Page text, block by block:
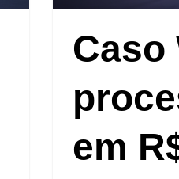
Caso
em